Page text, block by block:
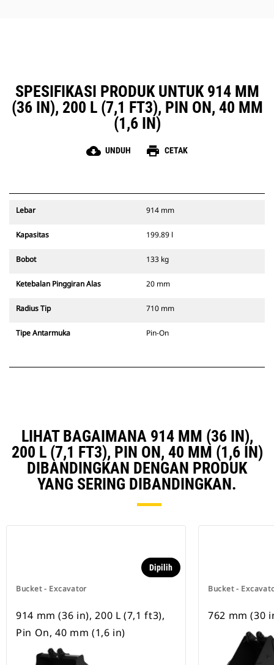
SPESIFIKASI PRODUK UNTUK 914 MM
(36 IN), 200 L (7,1 FT3), PIN ON, 40 MM
(1,6 IN)
cloud_download UNDUH print CETAK
Lebar 914 mm
Kapasitas 199.89 l
Bobot 133 kg
Ketebalan Pinggiran Alas 20 mm
Radius Tip 710 mm
Tipe Antarmuka Pin-On
LIHAT BAGAIMANA 914 MM (36 IN),
200 L (7,1 FT3), PIN ON, 40 MM (1,6 IN)
DIBANDINGKAN DENGAN PRODUK
YANG SERING DIBANDINGKAN.
Bucket - Excavator
Dipilih
914 mm (36 in), 200 L (7,1 ft3),
Pin On, 40 mm (1,6 in)
Bucket -
762 mm (30